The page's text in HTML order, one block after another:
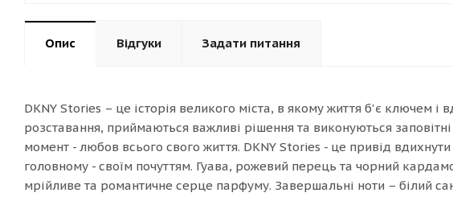
Опис Відгуки Задати питання
DKNY Stories – це історія великого міста, в якому життя б'є ключем і
розставання, приймаються важливі рішення та виконуються
момент - любов всього свого життя. DKNY Stories - це привід
головному - своїм почуттям. Гуава, рожевий перець та чорний
мрійливе та романтичне серце парфуму. Завершальні ноти – білий